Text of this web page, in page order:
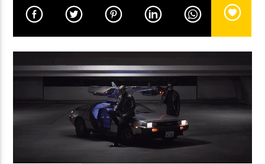
UPCOMING SHOW
NON-STOP MUSIC
12:00 13:59
Yellow Radio